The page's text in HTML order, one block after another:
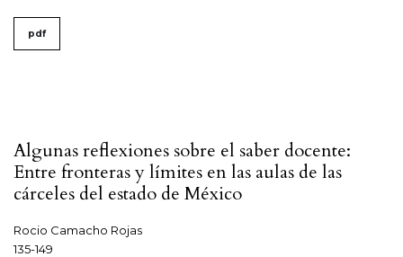
pdf
Algunas reflexiones sobre el saber docente:
Entre fronteras y límites en las aulas de las
cárceles del estado de México
Rocio Camacho Rojas
135-149